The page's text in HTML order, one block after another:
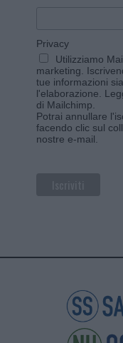
Privacy
Utilizziamo
marketing.
tue informazioni
l'elaborazione.
di Mailchimp
Potrai annullare
facendo clic sul
nostre e-mail.